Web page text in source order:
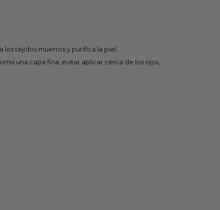
los tejidos muertos y purifica la piel.
una capa fina, evitar aplicar cerca de los ojos,